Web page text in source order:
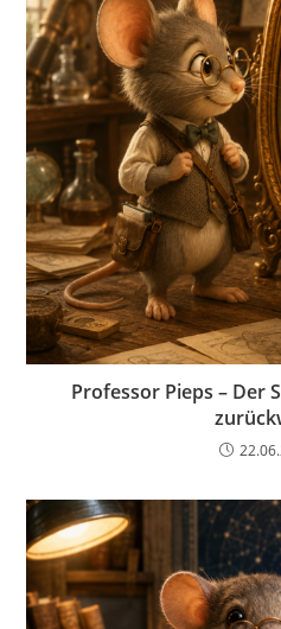
Professor Pieps – Der